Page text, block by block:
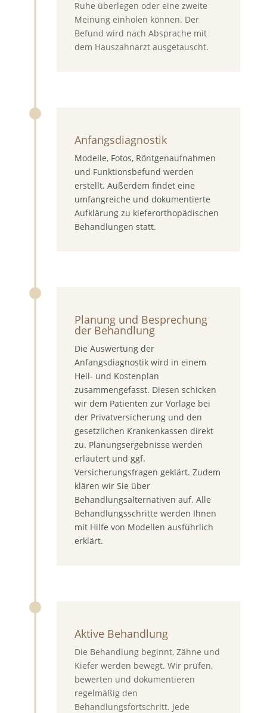
Ruhe überlegen oder eine zweite
Meinung einholen können. Der
Befund wird nach Absprache mit
dem Hauszahnarzt ausgetauscht.
Anfangsdiagnostik
Modelle, Fotos, Röntgenaufnahmen
und Funktionsbefund werden
erstellt. Außerdem findet eine
umfangreiche und dokumentierte
Aufklärung zu kieferorthopädischen
Behandlungen statt.
Planung und Besprechung
der Behandlung
Die Auswertung der
Anfangsdiagnostik wird in einem
Heil- und Kostenplan
zusammengefasst. Diesen schicken
wir dem Patienten zur Vorlage bei
der Privatversicherung und den
gesetzlichen Krankenkassen direkt
zu. Planungsergebnisse werden
erläutert und ggf.
Versicherungsfragen geklärt. Zudem
klären wir Sie über
Behandlungsalternativen auf. Alle
Behandlungsschritte werden Ihnen
mit Hilfe von Modellen ausführlich
erklärt.
Aktive Behandlung
Die Behandlung beginnt, Zähne und
Kiefer werden bewegt. Wir prüfen,
bewerten und dokumentieren
regelmäßig den
Behandlungsfortschritt. Jede